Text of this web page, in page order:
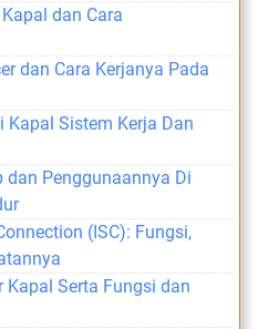
dan Cara
dan Cara Kerjanya Pada
Kapal Sistem Kerja Dan
dan Penggunaannya Di
(ISC): Fungsi,
Kapal Serta Fungsi dan